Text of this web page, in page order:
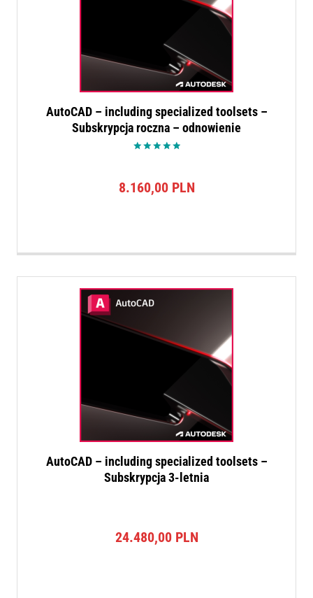
AutoCAD – including specialized toolsets –
Subskrypcja roczna – odnowienie
8.160,00 PLN
AutoCAD – including specialized toolsets –
Subskrypcja 3-letnia
24.480,00 PLN